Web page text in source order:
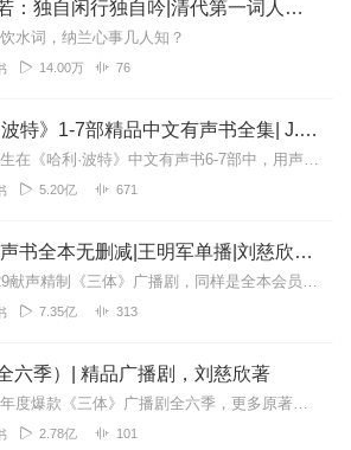
纳兰容若：独自闲行独自吟|清代第一词人纳兰性德的凄美传奇人生
水词，纳兰心事几人知？
14.00万 76
《哈利·波特》1-7部精品中文有声书全集| J.K.罗琳原著，光合积木演播
胡良伟先生在《哈利·波特》中文有声书6-7部中，用声音带领着大家继续魔法之旅。为保证作品的一致性，给大家带来完整的魔法体验，我们与版权方PottermoreP...
5.20亿 671
三体|有声书全本无删减|王明军单播|刘慈欣原著
点击听729献声精制《三体》广播剧，同样是全本会员免费畅听，快来感受声音大戏的魅力！【购买须知】1、本作品部分集数为免费试听。2、版权归原作者所有，严禁翻录成任...
7.35亿 313
六季）| 精品广播剧，刘慈欣著
欢迎来到年度爆款《三体》广播剧全六季，更多原著细节，全集畅听！【购买须知】1、本作品为付费广播剧《三体（全六季）》，定价198元，购买成功后即可收听。VIP会员...
2.78亿 101